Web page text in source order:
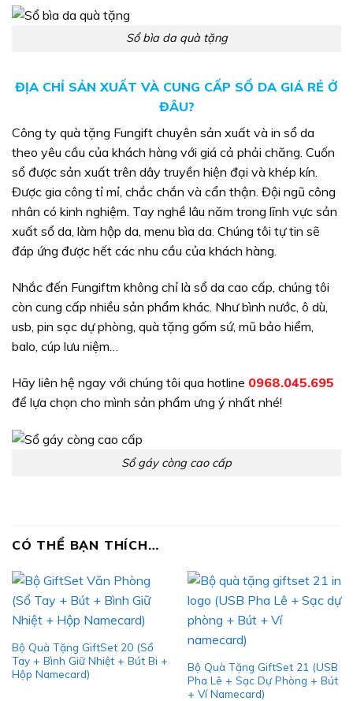
Sổ bìa da quà tặng
ĐỊA CHỈ SẢN XUẤT VÀ CUNG CẤP SỔ DA GIÁ RẺ Ở
ĐÂU?
Công ty quà tặng Fungift chuyên sản xuất và in sổ da
theo yêu cầu của khách hàng với giá cả phải chăng. Cuốn
sổ được sản xuất trên dây truyền hiện đại và khép kín.
Được gia công tỉ mỉ, chắc chắn và cẩn thận. Đội ngũ công
nhân có kinh nghiệm. Tay nghề lâu năm trong lĩnh vực sản
xuất sổ da, làm hộp da, menu bìa da. Chúng tôi tự tin sẽ
đáp ứng được hết các nhu cầu của khách hàng.
Nhắc đến Fungiftm không chỉ là sổ da cao cấp, chúng tôi
còn cung cấp nhiều sản phẩm khác. Như bình nước, ô dù,
usb, pin sạc dự phòng, quà tặng gốm sứ, mũ bảo hiểm,
balo, cúp lưu niệm…
Hãy liên hệ ngay với chúng tôi qua hotline 0968.045.695
để lựa chọn cho mình sản phẩm ưng ý nhất nhé!
Sổ gáy còng cao cấp
CÓ THỂ BẠN THÍCH…
Bộ Quà Tặng GiftSet 20 (Sổ
Tay + Bình Giữ Nhiệt + Bút Bi +
Hộp Namecard)
Bộ Quà Tặng GiftSet 21 (USB
Pha Lê + Sạc Dự Phòng + Bút
+ Ví Namecard)